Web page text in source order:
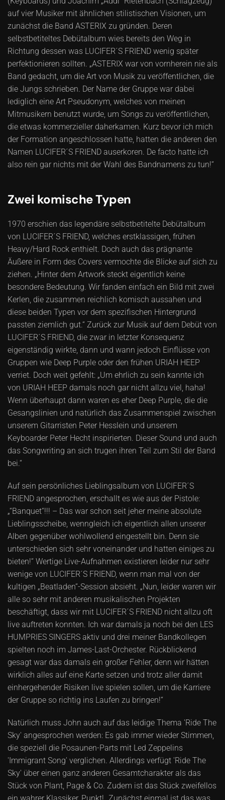
auf vier Musiker mit ähnlichen stilistischen Visionen, um
zunächst die Band ASTERIX zu gründen. Deren
selbstbetiteltes Debütalbum wies bereits den Weg in
Richtung dessen was LUCIFER´S FRIEND wenig später
perfektionieren sollten. „ASTERIX war von vornherein nie als
Band gedacht, um die Art von Musik zu veröffentlichen, die
die Jungs schrieben. Der Name der Gruppe war dabei
lediglich eine Art Pseudonym, welches von meinen
Mitmusikern benutzt wurde, um Songs zu veröffentlichen,
die etwas kommerzieller daherkamen. Kurz bevor ich mich
der Formation angeschlossen hatte, hatten die anderen den
Namen LUCIFER´S FRIEND auserkoren. De facto hatte ich
also rein gar nichts mit der Wahl des Bandnamens zu tun!“
Zwei komische Typen
1970 erschien das legendäre selbstbetitelte Debütalbum
von LUCIFER´S FRIEND, welches erstklassigen, frühen
Heavy/Hard Rock enthielt. Doch auch das prägnante
Äußere in Form des Covers vermochte die Blicke auf sich zu
ziehen. „Hinter dem Artwork steckt eigentlich keine
besondere Bedeutung. Wir fanden einfach ein Bild mit zwei
Kerlen, die zusammen reichlich komisch aussahen und
diese beiden Typen vor dem spezifischen Hintergrund
passten ziemlich gut.“ Zurück zur Musik auf dem Debüt von
LUCIFER´S FRIEND, die zwar in letzter Konsequenz
eigenständig wirkte, dann und wann jedoch Einflüsse von
Gruppen wie Deep Purple oder den frühen URIAH HEEP
verriet. Doch weit gefehlt: „Um ehrlich zu sein kannte ich
von URIAH HEEP damals noch gar nicht allzu viel, haha!
Wenn überhaupt dann waren es eher Deep Purple, die die
Gesangslinien und natürlich das Zusammenspiel zwischen
unserem Gitarristen Peter Hesslein und unserem
Keyboarder Peter Hecht inspirierten. Dieser Sound und auch
das Songwriting an sich trugen ihren Teil zum Stil der Band
bei.“
Auf sein persönliches Lieblingsalbum von LUCIFER´S
FRIEND angesprochen, erschallt es wie aus der Pistole:
„“Banquet“!!! – Das war schon seit jeher meine absolute
Lieblingsscheibe, wenngleich ich eigentlich allen unserer
Alben gegenüber wohlwollend eingestellt bin. Denn sie
unterschieden sich sehr voneinander und hatten einiges zu
bieten!“ Wertige Live-Aufnahmen existieren leider nur sehr
wenige von LUCIFER´S FRIEND, wenn man mal von der
kultigen „Beatladen“-Session absieht. „Nun, leider waren wir
alle so sehr mit anderen musikalischen Projekten
beschäftigt, dass wir mit LUCIFER´S FRIEND nicht allzu oft
live auftreten konnten. Ich war damals ja noch bei den LES
HUMPRIES SINGERS aktiv und drei meiner Bandkollegen
spielten noch im James-Last-Orchester. Rückblickend
gesagt war das damals ein großer Fehler, denn wir hätten
wirklich alles auf eine Karte setzen und trotz aller damit
einhergehender Risiken live spielen sollen, um die Karriere
der Gruppe so richtig ins Laufen zu bringen!“
Natürlich muss John auch auf das leidige Thema 'Ride The
Sky' angesprochen werden: Es gab immer wieder Stimmen,
die speziell die Posaunen-Parts mit Led Zeppelins
'Immigrant Song' verglichen. Allerdings verfügt 'Ride The
Sky' über einen ganz anderen Gesamtcharakter als das
Stück von Plant, Page & Co. Zudem ist das Stück zweifellos